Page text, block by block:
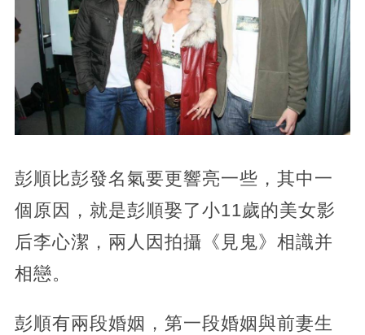
彭順比彭發名氣要更響亮一些，其中一
個原因，就是彭順娶了小11歲的美女影
后李心潔，兩人因拍攝《見鬼》相識并
相戀。
彭順有兩段婚姻，第一段婚姻與前妻生